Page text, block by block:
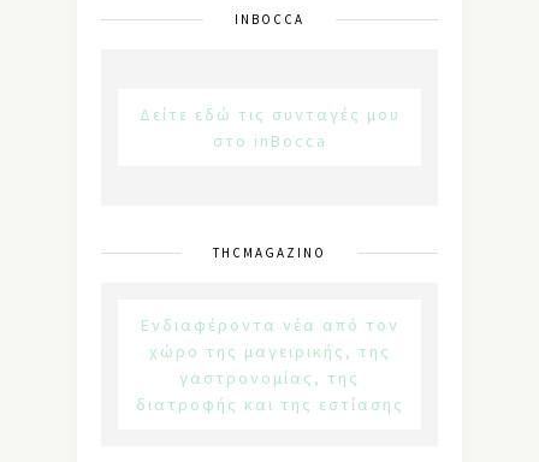
INBOCCA
Δείτε εδώ τις συνταγές μου
στο inBocca
THCMAGAZINO
Ενδιαφέροντα νέα από τον
χώρο της μαγειρικής, της
γαστρονομίας, της
διατροφής και της εστίασης